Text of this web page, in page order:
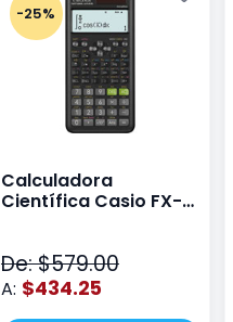
-25%
Calculadora
Científica Casio FX-
De: $579.00
A: $434.25